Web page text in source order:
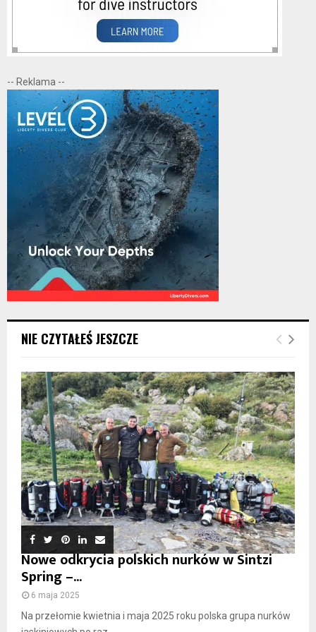
-- Reklama --
NIE CZYTAŁEŚ JESZCZE
Nowe odkrycia polskich nurków w Sintzi
Spring –...
6 maja 2025
Na przełomie kwietnia i maja 2025 roku polska grupa nurków